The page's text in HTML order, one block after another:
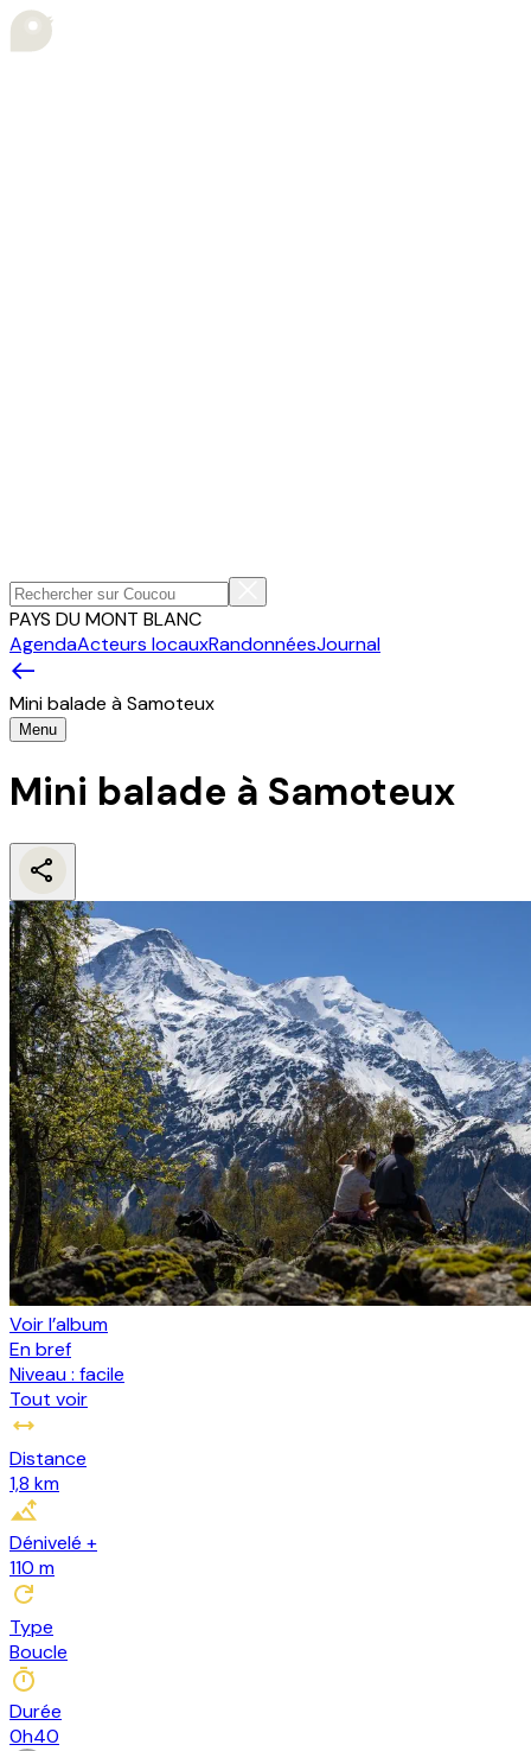
PAYS DU MONT BLANC
AgendaActeurs locauxRandonnéesJournal
Mini balade à Samoteux
Menu
Mini balade à Samoteux
Voir l’album
En bref
Niveau : facile
Tout voir
Distance
1,8 km
Dénivelé +
110 m
Type
Boucle
Durée
0h40